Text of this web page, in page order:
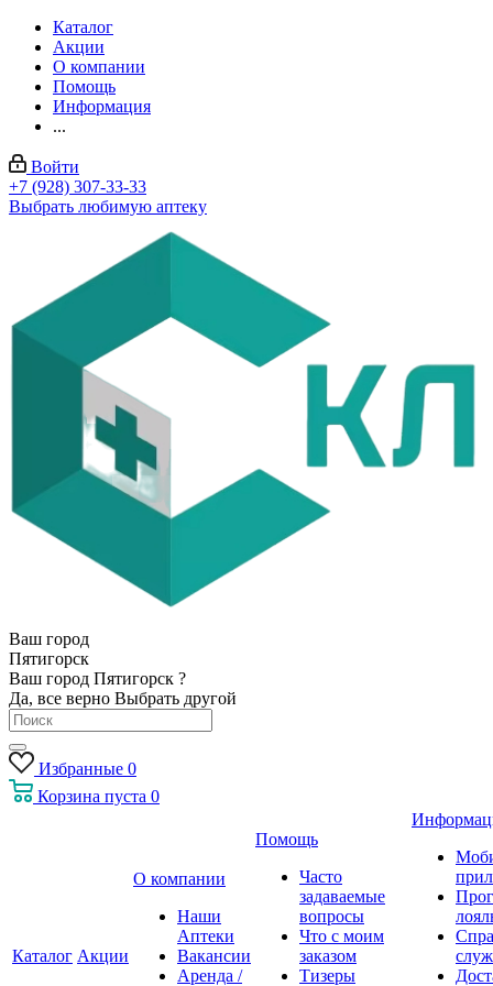
Каталог
Акции
О компании
Помощь
Информация
...
Войти
+7 (928) 307-33-33
Выбрать любимую аптеку
Ваш город
Пятигорск
Ваш город Пятигорск ?
Да, все верно Выбрать другой
Избранные 0
Корзина пуста 0
Каталог Акции
О компании
Наши
Аптеки
Вакансии
Аренда /
Помощь
Часто
задаваемые
вопросы
Что с моим
заказом
Тизеры